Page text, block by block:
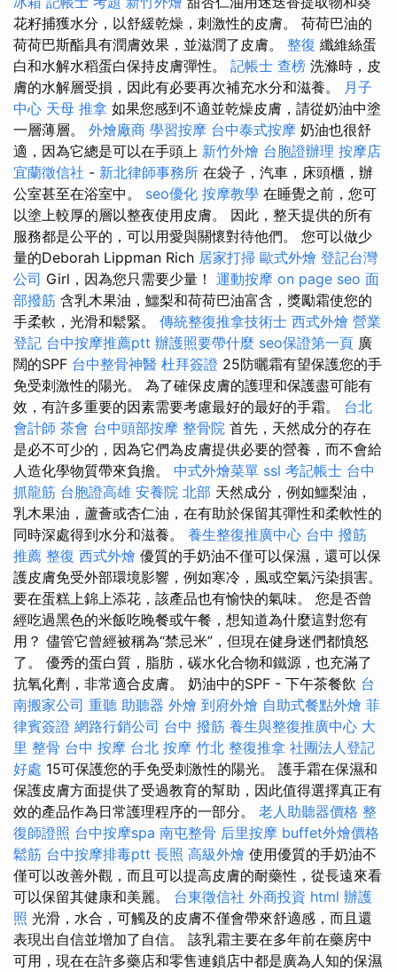
花籽捕獲水分，以舒緩乾燥，刺激性的皮膚。 荷荷巴油的
荷荷巴斯酯具有潤膚效果，並滋潤了皮膚。 整復 纖維絲蛋
白和水解水稻蛋白保持皮膚彈性。 記帳士 查榜 洗滌時，皮
膚的水解層受損，因此有必要再次補充水分和滋養。 月子
中心 天母 推拿 如果您感到不適並乾燥皮膚，請從奶油中塗
一層薄層。 外燴廠商 學習按摩 台中泰式按摩 奶油也很舒
適，因為它總是可以在手頭上 新竹外燴 台胞證辦理 按摩店
宜蘭徵信社 - 新北律師事務所 在袋子，汽車，床頭櫃，辦
公室甚至在浴室中。 seo優化 按摩教學 在睡覺之前，您可
以塗上較厚的層以整夜使用皮膚。 因此，整天提供的所有
服務都是公平的，可以用愛與關懷對待他們。 您可以做少
量的Deborah Lippman Rich 居家打掃 歐式外燴 登記台灣
公司 Girl，因為您只需要少量！ 運動按摩 on page seo 面
部撥筋 含乳木果油，鱷梨和荷荷巴油富含，獎勵霜使您的
手柔軟，光滑和鬆緊。 傳統整復推拿技術士 西式外燴 營業
登記 台中按摩推薦ptt 辦護照要帶什麼 seo保證第一頁 廣
闊的SPF 台中整骨神醫 杜拜簽證 25防曬霜有望保護您的手
免受刺激性的陽光。 為了確保皮膚的護理和保護盡可能有
效，有許多重要的因素需要考慮最好的最好的手霜。 台北
會計師 茶會 台中頭部按摩 整骨院 首先，天然成分的存在
是必不可少的，因為它們為皮膚提供必要的營養，而不會給
人造化學物質帶來負擔。 中式外燴菜單 ssl 考記帳士 台中
抓龍筋 台胞證高雄 安養院 北部 天然成分，例如鱷梨油，
乳木果油，蘆薈或杏仁油，在有助於保留其彈性和柔軟性的
同時深處得到水分和滋養。 養生整復推廣中心 台中 撥筋
推薦 整復 西式外燴 優質的手奶油不僅可以保濕，還可以保
護皮膚免受外部環境影響，例如寒冷，風或空氣污染損害。
要在蛋糕上錦上添花，該產品也有愉快的氣味。 您是否曾
經吃過黑色的米飯吃晚餐或午餐，想知道為什麼這對您有
用？ 儘管它曾經被稱為“禁忌米”，但現在健身迷們都憤怒
了。 優秀的蛋白質，脂肪，碳水化合物和鐵源，也充滿了
抗氧化劑，非常適合皮膚。 奶油中的SPF - 下午茶餐飲 台
南搬家公司 重聽 助聽器 外燴 到府外燴 自助式餐點外燴 菲
律賓簽證 網路行銷公司 台中 撥筋 養生與整復推廣中心 大
里 整骨 台中 按摩 台北 按摩 竹北 整復推拿 社團法人登記
好處 15可保護您的手免受刺激性的陽光。 護手霜在保濕和
保護皮膚方面提供了受過教育的幫助，因此值得選擇真正有
效的產品作為日常護理程序的一部分。 老人助聽器價格 整
復師證照 台中按摩spa 南屯整骨 后里按摩 buffet外燴價格
鬆筋 台中按摩排毒ptt 長照 高級外燴 使用優質的手奶油不
僅可以改善外觀，而且可以提高皮膚的耐藥性，從長遠來看
可以保留其健康和美麗。 台東徵信社 外商投資 html 辦護
照 光滑，水合，可觸及的皮膚不僅會帶來舒適感，而且還
表現出自信並增加了自信。 該乳霜主要在多年前在藥房中
可用，現在在許多藥店和零售連鎖店中都是廣為人知的保濕